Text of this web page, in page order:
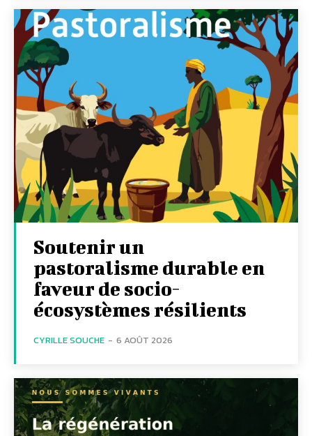
Soutenir un
pastoralisme durable en
faveur de socio-
écosystèmes résilients
CYRILLE SOUCHE - 6 AOÛT 2026